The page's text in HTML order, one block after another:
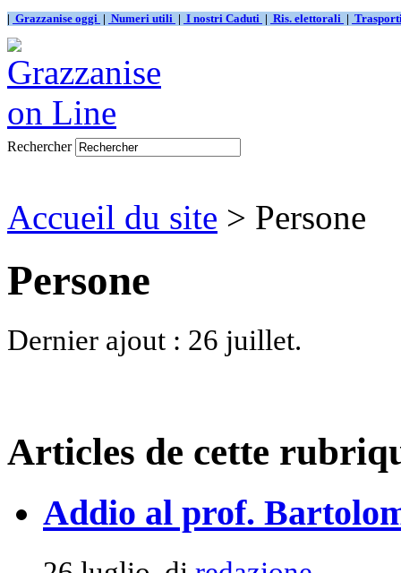
| Grazzanise oggi | Numeri utili | I nostri Caduti | Ris. elettorali |
Rechercher
Accueil du site > Persone
Persone
Dernier ajout : 26 juillet.
Articles de cette
Addio al prof.